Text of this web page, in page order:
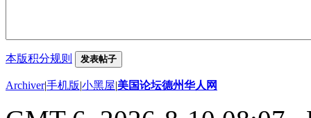
本版积分规则 发表帖子
Archiver|手机版|小黑屋|美国论坛德州华人网